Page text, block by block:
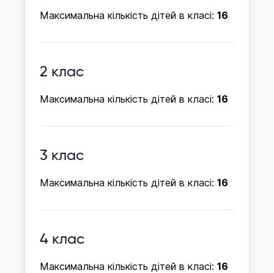
Максимальна кількість дітей в класі: 16
2 клас
Максимальна кількість дітей в класі: 16
3 клас
Максимальна кількість дітей в класі: 16
4 клас
Максимальна кількість дітей в класі: 16